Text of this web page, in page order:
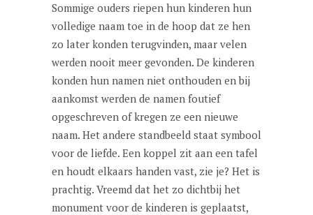
Sommige ouders riepen hun kinderen hun
volledige naam toe in de hoop dat ze hen
zo later konden terugvinden, maar velen
werden nooit meer gevonden. De kinderen
konden hun namen niet onthouden en bij
aankomst werden de namen foutief
opgeschreven of kregen ze een nieuwe
naam. Het andere standbeeld staat symbool
voor de liefde. Een koppel zit aan een tafel
en houdt elkaars handen vast, zie je? Het is
prachtig. Vreemd dat het zo dichtbij het
monument voor de kinderen is geplaatst,